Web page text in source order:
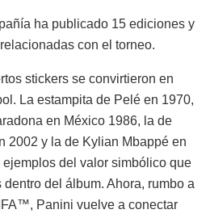
ha publicado 15 ediciones y
con el torneo.
stickers se convirtieron en
La estampita de Pelé en 1970,
en México 1986, la de
2002 y la de Kylian Mbappé en
del valor simbólico que
del álbum. Ahora, rumbo a
Panini vuelve a conectar